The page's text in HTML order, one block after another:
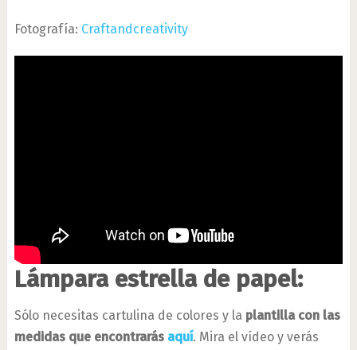
Fotografía: Craftandcreativity
Lámpara estrella de papel:
Sólo necesitas cartulina de colores y la plantilla con las
medidas que encontrarás aquí. Mira el vídeo y verás